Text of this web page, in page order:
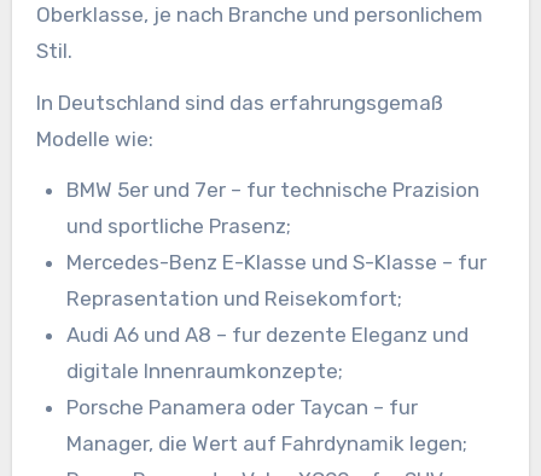
Oberklasse, je nach Branche und personlichem
Stil.
In Deutschland sind das erfahrungsgemaß
Modelle wie:
BMW 5er und 7er – fur technische Prazision
und sportliche Prasenz;
Mercedes-Benz E-Klasse und S-Klasse – fur
Reprasentation und Reisekomfort;
Audi A6 und A8 – fur dezente Eleganz und
digitale Innenraumkonzepte;
Porsche Panamera oder Taycan – fur
Manager, die Wert auf Fahrdynamik legen;